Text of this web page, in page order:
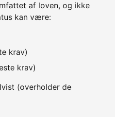
af loven, og ikke
kan være:
krav)
krav)
(overholder de